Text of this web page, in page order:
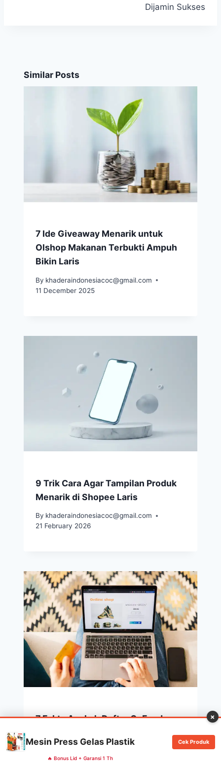
Dijamin Sukses
Similar Posts
7 Ide Giveaway Menarik untuk
Olshop Makanan Terbukti Ampuh
Bikin Laris
By khaderaindonesiacoc@gmail.com
11 December 2025
9 Trik Cara Agar Tampilan Produk
Menarik di Shopee Laris
By khaderaindonesiacoc@gmail.com
21 February 2026
7 Fakta Apakah Daftar GoFood
Bikin Untung atau Buntung? Cek
Disini!
×
Mesin Press Gelas Plastik
🔥 Bonus Lid + Garansi 1 Th
Cek Produk